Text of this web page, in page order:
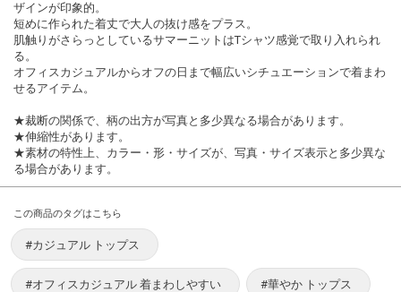
ザインが印象的。
短めに作られた着丈で大人の抜け感をプラス。
肌触りがさらっとしているサマーニットはTシャツ感覚で取り入れられ
る。
オフィスカジュアルからオフの日まで幅広いシチュエーションで着まわ
せるアイテム。
★裁断の関係で、柄の出方が写真と多少異なる場合があります。
★伸縮性があります。
★素材の特性上、カラー・形・サイズが、写真・サイズ表示と多少異な
る場合があります。
この商品のタグはこちら
#カジュアル トップス
#オフィスカジュアル 着まわしやすい #華やか トップス